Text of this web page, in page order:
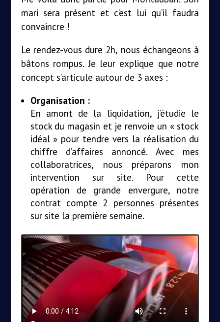
mari sera présent et c’est lui qu’il faudra
convaincre !
Le rendez-vous dure 2h, nous échangeons à
bâtons rompus. Je leur explique que notre
concept s’articule autour de 3 axes :
Organisation :
En amont de la liquidation, j’étudie le
stock du magasin et je renvoie un « stock
idéal » pour tendre vers la réalisation du
chiffre d’affaires annoncé. Avec mes
collaboratrices, nous préparons mon
intervention sur site. Pour cette
opération de grande envergure, notre
contrat compte 2 personnes présentes
sur site la première semaine.